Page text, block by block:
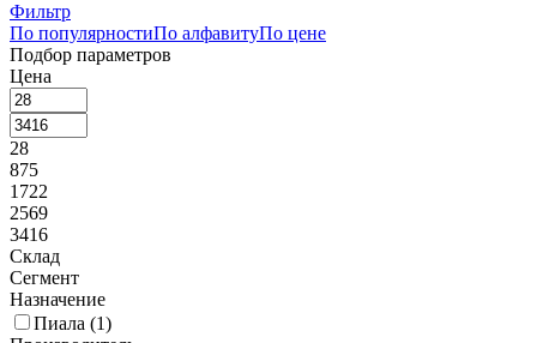
Фильтр
По популярностиПо алфавитуПо цене
Подбор параметров
Цена
28
875
1722
2569
3416
Склад
Сегмент
Назначение
Пиала (1)